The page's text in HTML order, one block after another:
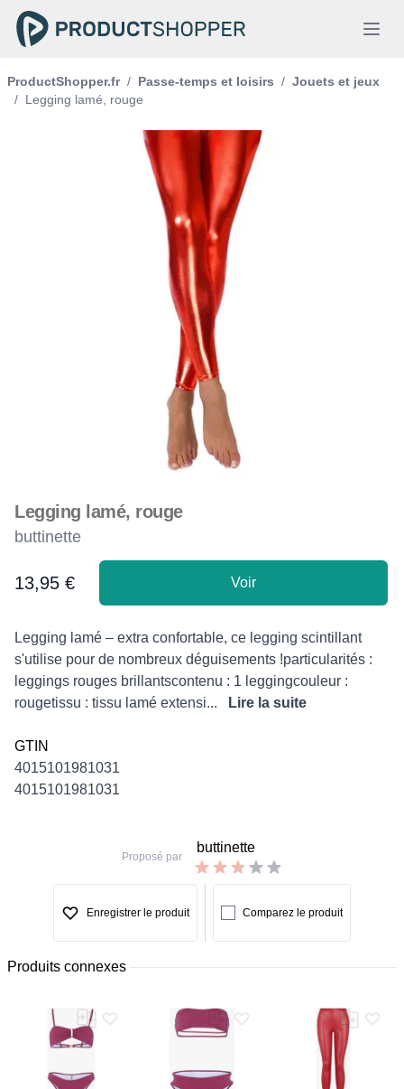
ProductShopper.fr / Passe-temps et loisirs / Jouets et jeux
/ Legging lamé, rouge
Legging lamé, rouge
buttinette
Product information
13,95 € Voir
Description
Legging lamé – extra confortable, ce legging scintillant
s'utilise pour de nombreux déguisements !particularités :
leggings rouges brillantscontenu : 1 leggingcouleur :
rougetissu : tissu lamé extensi...
Lire la suite
GTIN
4015101981031
4015101981031
Proposé par
buttinette
Enregistrer le produit Comparez le produit
Produits connexes